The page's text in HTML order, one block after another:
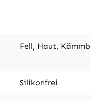
Fell, Haut,
Silikonfrei